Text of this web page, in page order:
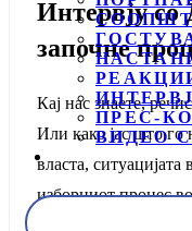
ПРЕС-
ВИДЕО
Интервју со
започне
Кај нас знаете,
Или како јас што
власта,
изборниот процес